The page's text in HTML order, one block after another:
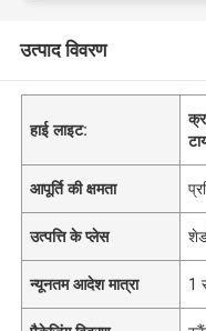
उत्पाद विवरण
हाई लाइट:
आपूर्ति की क्षमता
उत्पत्ति के प्लेस
न्यूनतम आदेश मात्रा 1